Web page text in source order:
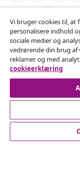
Fortryd køb
Indsend en
Kundeservice
Vi bruger cookies til, at
personalisere indhold
sociale medier og
vedrørende din brug af
reklamer og med
cookieerklæring